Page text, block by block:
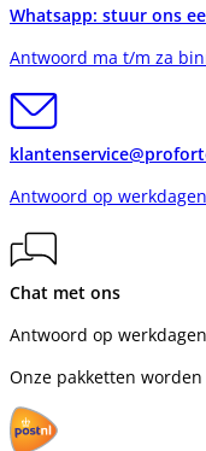
Whatsapp: stuur ons
Antwoord ma t/m za
Antwoord op
Chat met ons
Antwoord op
Onze pakketten